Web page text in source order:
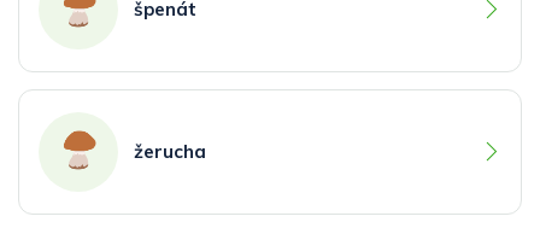
špenát
žerucha